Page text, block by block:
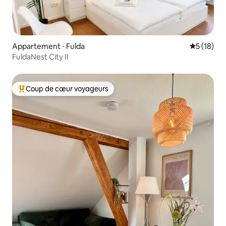
Appartement ⋅ Fulda
5 (18)
FuldaNest City II
Coups de cœur voyageurs les plus appréciés
Coup de cœur voyageurs